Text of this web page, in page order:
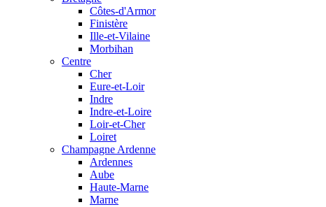
Côtes-d'Armor
Finistère
Ille-et-Vilaine
Morbihan
Centre
Cher
Eure-et-Loir
Indre
Indre-et-Loire
Loir-et-Cher
Loiret
Champagne Ardenne
Ardennes
Aube
Haute-Marne
Marne